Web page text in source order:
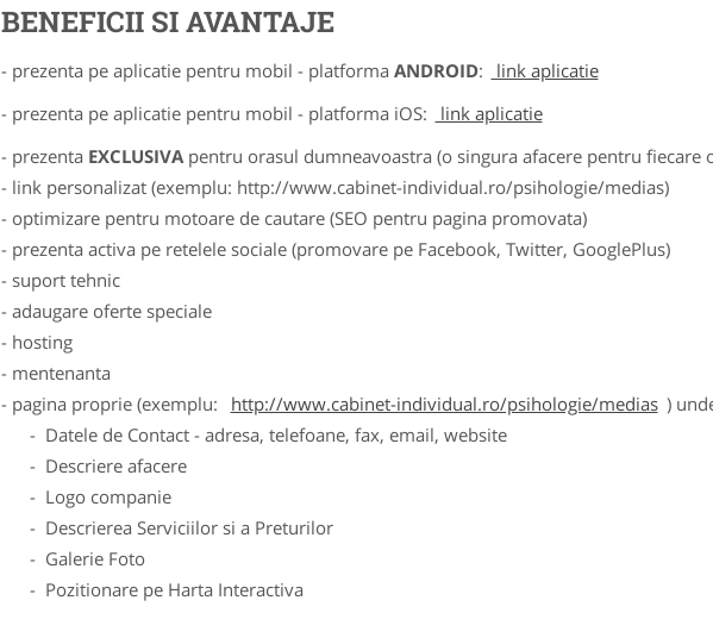
BENEFICII SI AVANTAJE
- prezenta pe aplicatie pentru mobil - platforma ANDROID:
link aplicatie
- prezenta pe aplicatie pentru mobil - platforma iOS:
link aplicatie
- prezenta EXCLUSIVApentru orasul dumneavoastra (o singura afacere pentru fiecare
- link personalizat (exemplu: http://www.cabinet-individual.ro/psihologie/medias)
- optimizare pentru motoare de cautare (SEO pentru pagina promovata)
- prezenta activa pe retelele sociale (promovare pe Facebook, Twitter, GooglePlus)
- suport tehnic
- adaugare oferte speciale
- hosting
- mentenanta
- pagina proprie (exemplu:
http://www.cabinet-individual.ro/psihologie/medias )
- Datele de Contact - adresa, telefoane, fax, email, website
- Descriere afacere
- Logo companie
- Descrierea Serviciilor si a Preturilor
- Galerie Foto
- Pozitionare pe Harta Interactiva